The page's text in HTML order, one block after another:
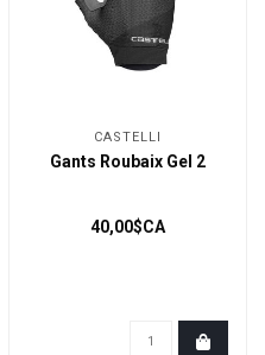
CASTELLI
Gants Roubaix Gel 2
40,00$CA